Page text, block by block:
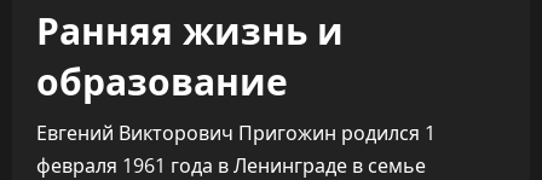
Ранняя жизнь и
образование
Евгений Викторович Пригожин родился 1
февраля 1961 года в Ленинграде в семье